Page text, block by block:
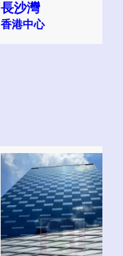
長沙灣
香港中心